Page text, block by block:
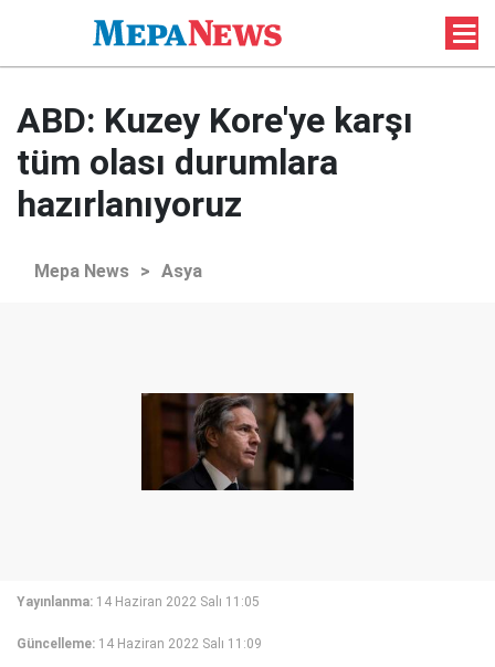
ABD: Kuzey Kore'ye karşı
tüm olası durumlara
hazırlanıyoruz
Mepa News > Asya
Yayınlanma: 14 Haziran 2022 Salı 11:05
Güncelleme: 14 Haziran 2022 Salı 11:09